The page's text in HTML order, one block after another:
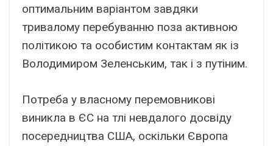
оптимальним варіантом завдяки
тривалому перебуванню поза активною
політикою та особистим контактам як із
Володимиром Зеленським, так і з путіним.
Потреба у власному перемовникові
виникла в ЄС на тлі невдалого досвіду
посередництва США, оскільки Європа